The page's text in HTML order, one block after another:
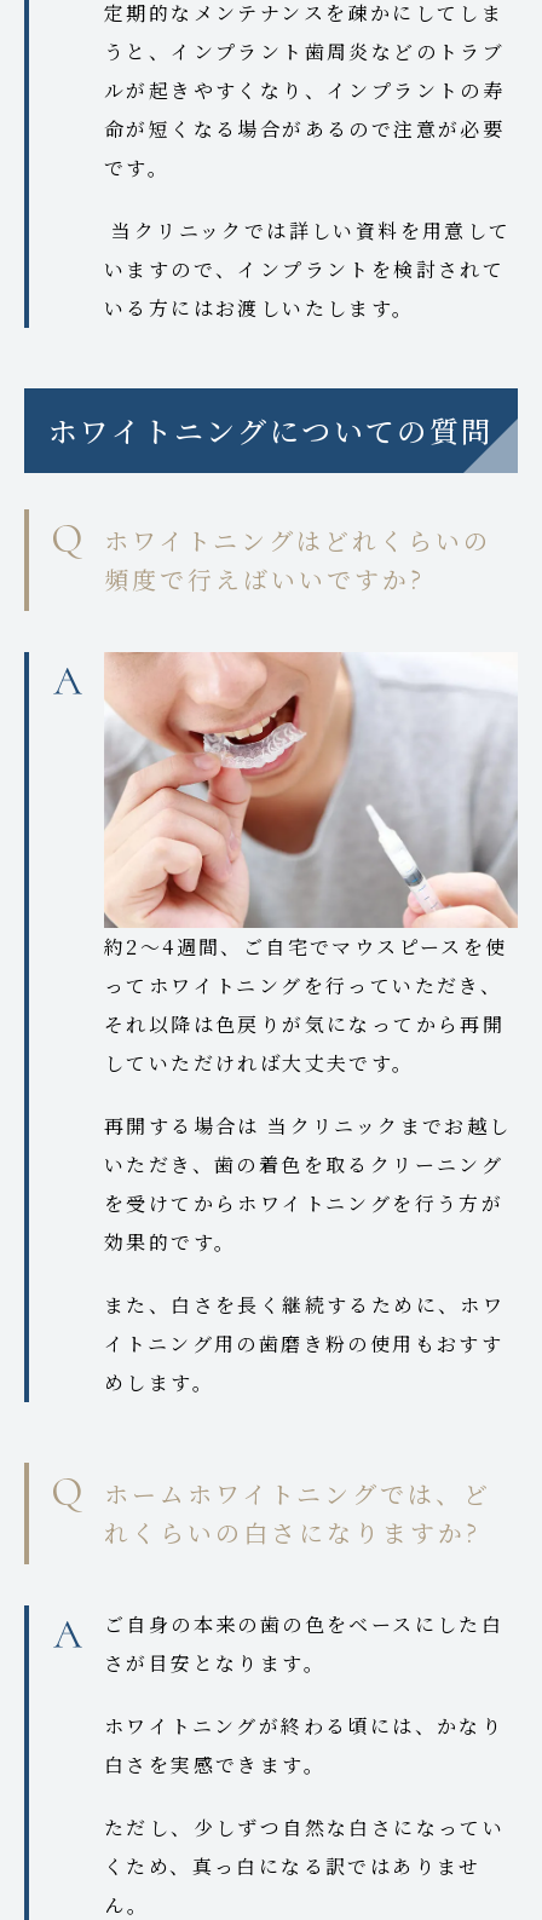
定期的なメンテナンスを疎かにしてしま
うと、インプラント歯周炎などのトラブ
ルが起きやすくなり、インプラントの寿
命が短くなる場合があるので注意が必要
です。
当クリニックでは詳しい資料を用意して
いますので、インプラントを検討されて
いる方にはお渡しいたします。
ホワイトニングについての質問
ホワイトニングはどれくらいの
頻度で行えばいいですか?
約2～4週間、ご自宅でマウスピースを使
ってホワイトニングを行っていただき、
それ以降は色戻りが気になってから再開
していただければ大丈夫です。
再開する場合は 当クリニックまでお越し
いただき、歯の着色を取るクリーニング
を受けてからホワイトニングを行う方が
効果的です。
また、白さを長く継続するために、ホワ
イトニング用の歯磨き粉の使用もおすす
めします。
ホームホワイトニングでは、ど
れくらいの白さになりますか?
ご自身の本来の歯の色をベースにした白
さが目安となります。
ホワイトニングが終わる頃には、かなり
白さを実感できます。
ただし、少しずつ自然な白さになってい
くため、真っ白になる訳ではありませ
ん。